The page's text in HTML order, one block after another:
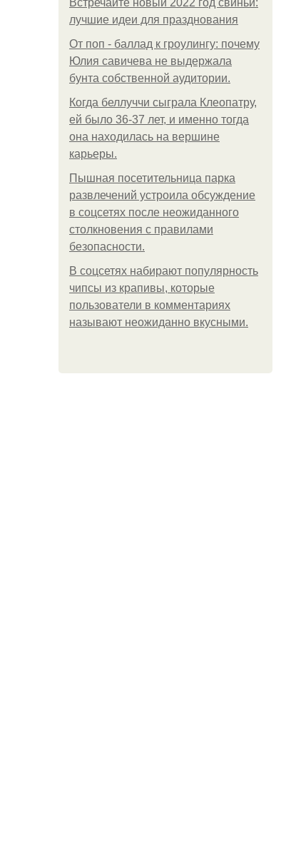
Встречайте новый 2022 год свиньи:
лучшие идеи для празднования
От поп - баллад к гроулингу: почему
Юлия савичева не выдержала
бунта собственной аудитории.
Когда беллуччи сыграла Клеопатру,
ей было 36-37 лет, и именно тогда
она находилась на вершине
карьеры.
Пышная посетительница парка
развлечений устроила обсуждение
в соцсетях после неожиданного
столкновения с правилами
безопасности.
В соцсетях набирают популярность
чипсы из крапивы, которые
пользователи в комментариях
называют неожиданно вкусными.